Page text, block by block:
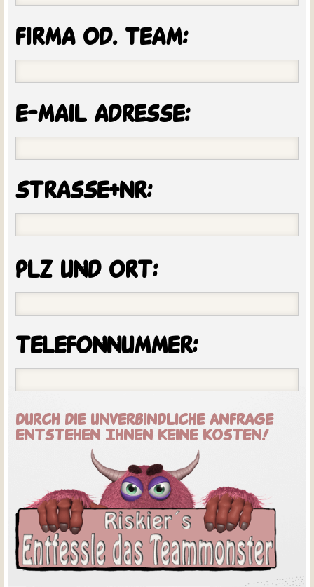
firma od. team:
e-mail adresse:
strasse+nr:
plz und ort:
telefonnummer:
Durch die unverbindliche Anfrage
entstehen Ihnen keine Kosten!